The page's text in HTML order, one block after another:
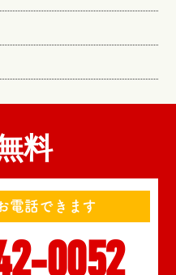
料
電話できます
0052